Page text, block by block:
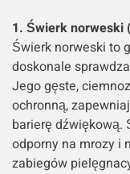
1. Świerk norweski
Świerk norweski to
doskonale
Jego gęste,
ochronną,
barierę dźwiękową.
odporny na mrozy i
zabiegów